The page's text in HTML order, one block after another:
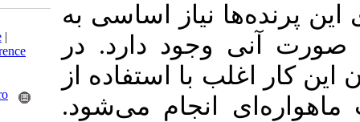
نیاز اساسی به
دارد. در
با استفاده از
انجام می‌شود.
Download citation:
BibTeX
|
Medlars
ProCite |Reference
RefWorks
Send citation to:
Mendeley